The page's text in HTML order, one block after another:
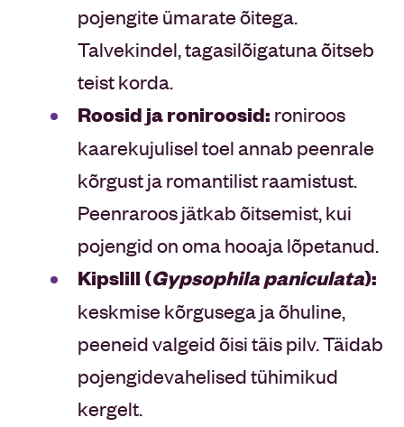
pojengite ümarate õitega.
Talvekindel, tagasilõigatuna õitseb
teist korda.
Roosid ja roniroosid: roniroos
kaarekujulisel toel annab peenrale
kõrgust ja romantilist raamistust.
Peenraroos jätkab õitsemist, kui
pojengid on oma hooaja lõpetanud.
Kipslill (Gypsophila paniculata):
keskmise kõrgusega ja õhuline,
peeneid valgeid õisi täis pilv. Täidab
pojengidevahelised tühimikud
kergelt.